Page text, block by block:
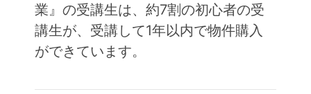
業』の受講生は、約7割の初心者の受
講生が、受講して1年以内で物件購入
ができています。